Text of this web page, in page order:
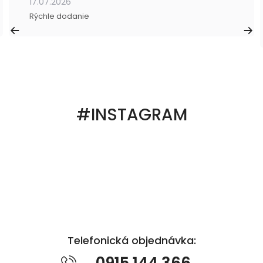
Rýchle dodanie
#INSTAGRAM
Telefonická objednávka: